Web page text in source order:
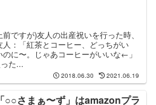
ですが)友人の出産祝いを行った時、
：「紅茶とコーヒー、どっちがい
に〜。じゃあコーヒーがいいな←」
た...
2018.06.30 2021.06.19
「○○さまぁ〜ず」はamazonプラ